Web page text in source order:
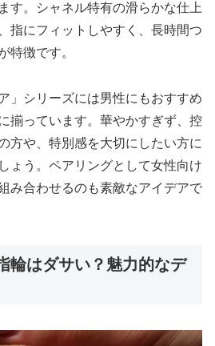
す。シャネル特有の滑らかな仕上
指にフィットしやすく、長時間つ
特徴です。
」シリーズには男性にもおすすめ
揃っています。華やかすぎず、控
方や、特別感を大切にしたい方に
ょう。ペアリングとして女性向け
み合わせるのも素敵なアイデアで
輪はダサい？魅力的なデ